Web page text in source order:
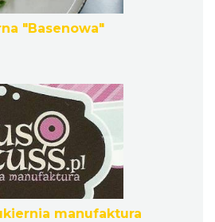
"Basenowa"
manufaktura